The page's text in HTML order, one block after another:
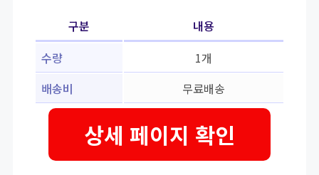
구분
내용
수량
1개
배송비
무료배송
상세 페이지 확인